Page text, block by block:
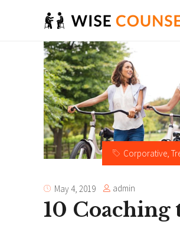
Corporative,
May 4, 2019 admin
10 Coaching